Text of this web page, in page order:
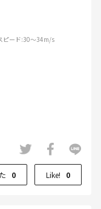
ピード:30～34m/s
0 Like! 0